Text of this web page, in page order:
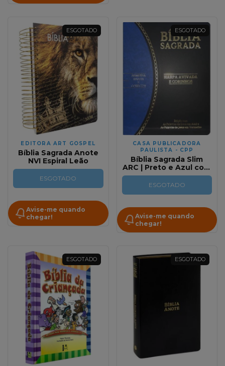
ESGOTADO
EDITORA ART GOSPEL
Bíblia Sagrada Anote
NVI Espiral Leão
ESGOTADO
Avise-me quando
chegar!
ESGOTADO
CASA PUBLICADORA
PAULISTA - CPP
Bíblia Sagrada Slim
ARC | Preto e Azul com
Harpa Avivada e
Corinhos
ESGOTADO
Avise-me quando
chegar!
ESGOTADO ESGOTADO